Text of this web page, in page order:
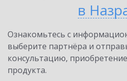
в
Ознакомьтесь с
выберите партнёра и
консультацию,
продукта.